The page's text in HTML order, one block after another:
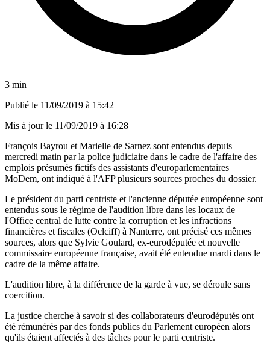
3 min
Publié le 11/09/2019 à 15:42
Mis à jour le 11/09/2019 à 16:28
François Bayrou et Marielle de Sarnez sont entendus depuis
mercredi matin par la police judiciaire dans le cadre de l'affaire des
emplois présumés fictifs des assistants d'europarlementaires
MoDem, ont indiqué à l'AFP plusieurs sources proches du dossier.
Le président du parti centriste et l'ancienne députée européenne sont
entendus sous le régime de l'audition libre dans les locaux de
l'Office central de lutte contre la corruption et les infractions
financières et fiscales (Oclciff) à Nanterre, ont précisé ces mêmes
sources, alors que Sylvie Goulard, ex-eurodéputée et nouvelle
commissaire européenne française, avait été entendue mardi dans le
cadre de la même affaire.
L'audition libre, à la différence de la garde à vue, se déroule sans
coercition.
La justice cherche à savoir si des collaborateurs d'eurodéputés ont
été rémunérés par des fonds publics du Parlement européen alors
qu'ils étaient affectés à des tâches pour le parti centriste.